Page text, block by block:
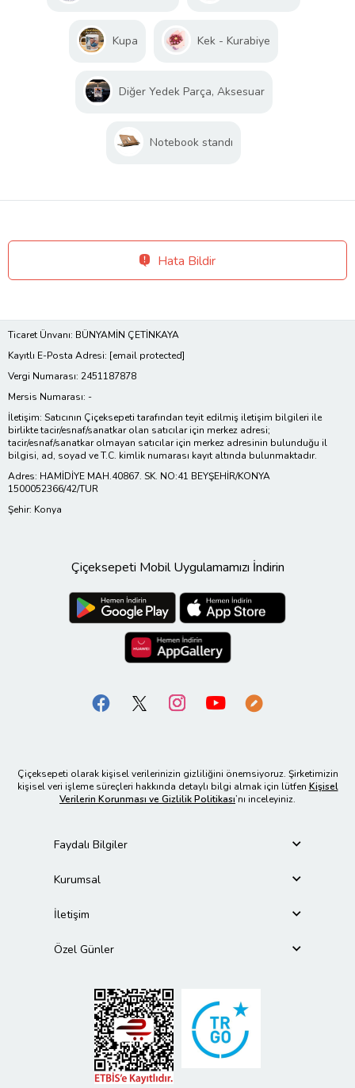
Kupa Kek - Kurabiye
Diğer Yedek Parça, Aksesuar
Notebook standı
Hata Bildir
Ticaret Ünvanı: BÜNYAMİN ÇETİNKAYA
Kayıtlı E-Posta Adresi: [email protected]
Vergi Numarası: 2451187878
Mersis Numarası: -
İletişim: Satıcının Çiçeksepeti tarafından teyit edilmiş iletişim bilgileri ile
birlikte tacir/esnaf/sanatkar olan satıcılar için merkez adresi;
tacir/esnaf/sanatkar olmayan satıcılar için merkez adresinin bulunduğu il
bilgisi, ad, soyad ve T.C. kimlik numarası kayıt altında bulunmaktadır.
Adres: HAMİDİYE MAH.40867. SK. NO:41 BEYŞEHİR/KONYA
1500052366/42/TUR
Şehir: Konya
Çiçeksepeti Mobil Uygulamamızı İndirin
Çiçeksepeti olarak kişisel verilerinizin gizliliğini önemsiyoruz. Şirketimizin
kişisel veri işleme süreçleri hakkında detaylı bilgi almak için lütfen Kişisel
Verilerin Korunması ve Gizlilik Politikası’nı inceleyiniz.
Faydalı Bilgiler
Kurumsal
İletişim
Özel Günler